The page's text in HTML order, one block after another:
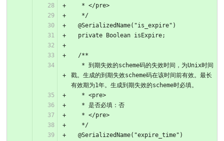
   * </pre>
   */
  @SerializedName("is_expire")
  private Boolean isExpire;
  /**
戳。生成的到期失效scheme码在该时间前有效。最长
有效期为1年。生成到期失效的scheme时必填。
   * <pre>
   * 是否必填：否
   * </pre>
   */
  @SerializedName("expire_time")